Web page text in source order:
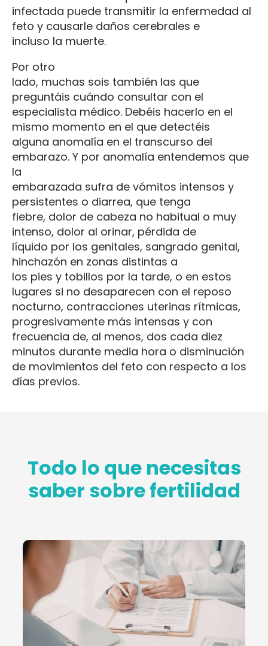
infectada puede transmitir la enfermedad al
feto y causarle daños cerebrales e
incluso la muerte.
Por otro
lado, muchas sois también las que
preguntáis cuándo consultar con el
especialista médico. Debéis hacerlo en el
mismo momento en el que detectéis
alguna anomalía en el transcurso del
embarazo. Y por anomalía entendemos que
la
embarazada sufra de vómitos intensos y
persistentes o diarrea, que tenga
fiebre, dolor de cabeza no habitual o muy
intenso, dolor al orinar, pérdida de
líquido por los genitales, sangrado genital,
hinchazón en zonas distintas a
los pies y tobillos por la tarde, o en estos
lugares si no desaparecen con el reposo
nocturno, contracciones uterinas rítmicas,
progresivamente más intensas y con
frecuencia de, al menos, dos cada diez
minutos durante media hora o disminución
de movimientos del feto con respecto a los
días previos.
Todo lo que necesitas
saber sobre fertilidad